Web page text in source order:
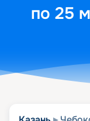
по 25